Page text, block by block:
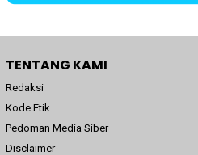
TENTANG KAMI
Redaksi
Kode Etik
Pedoman Media Siber
Disclaimer